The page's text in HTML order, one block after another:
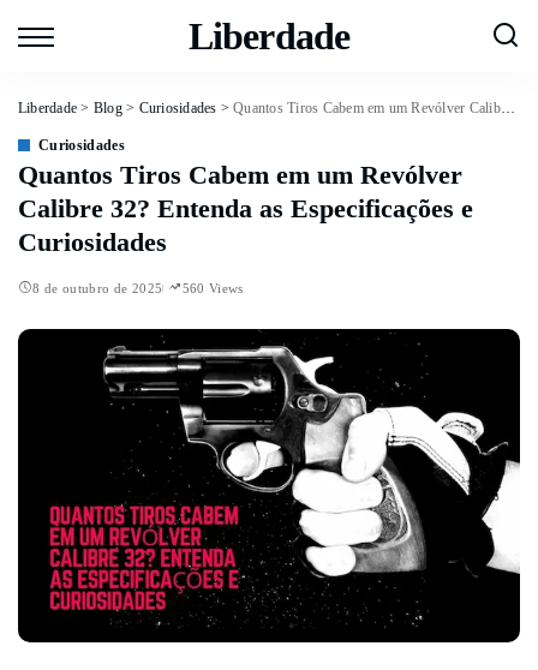
Liberdade
Liberdade > Blog> Curiosidades >Quantos Tiros Cabem em um Revólver Calibre 32? Entenda as Especificações e Curiosidades
Curiosidades
Quantos Tiros Cabem em um Revólver
Calibre 32? Entenda as Especificações e
Curiosidades
8 de outubro de 2025 560 Views